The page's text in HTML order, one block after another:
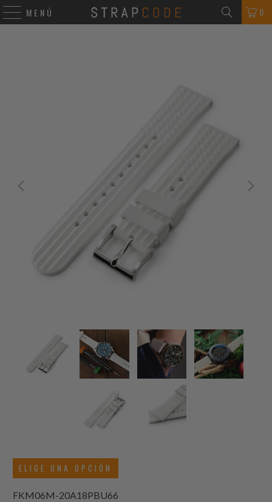
MENÚ 0
ELIGE UNA OPCIÓN
FKM06M-20A18PBU66